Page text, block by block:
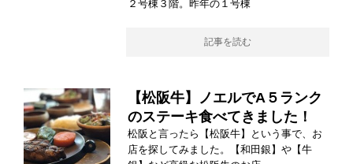
２号棟３階。昨年の１号棟
記事を読む
【松阪牛】ノエルでA５ランク
のステーキ食べてきました！
松阪と言ったら【松阪牛】という事で、お
店を探してみました。【和田銀】や【牛